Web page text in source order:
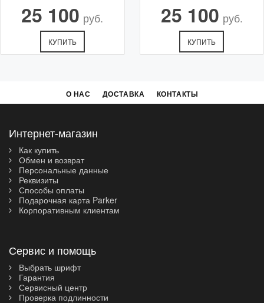
25 100 руб.
КУПИТЬ
25 100 руб.
КУПИТЬ
О НАС ДОСТАВКА КОНТАКТЫ
Интернет-магазин
Как купить
Обмен и возврат
Персональные данные
Реквизиты
Способы оплаты
Подарочная карта Parker
Корпоративным клиентам
Сервис и помощь
Выбрать шрифт
Гарантия
Сервисный центр
Проверка подлинности